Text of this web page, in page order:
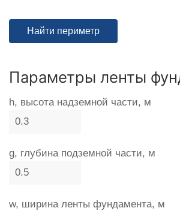
Параметры ленты
h, высота надземной части, м
g, глубина подземной части, м
w, ширина ленты фундамента, м